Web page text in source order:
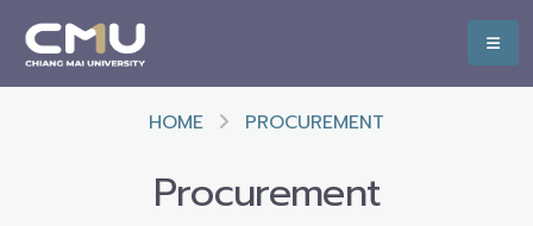
HOME PROCUREMENT
Procurement